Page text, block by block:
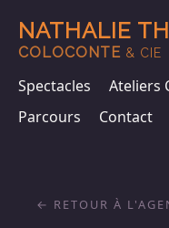
NATHALIE
COLOCONTE & CIE
Spectacles Ateliers
Parcours
Contact
RETOUR À